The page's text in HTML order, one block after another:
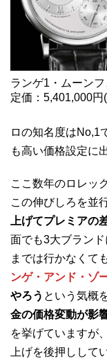
ランゲ1・ムーン
定価：5,401,000円
ロの知名度はNo,1
も高い価格設定に
ここ数年のロレッ
この伸びしろを並
上げてプレミアの
面でも3大ブラン
までは行かなくて
ンゲ・アンド・ゾ
やろう という気概
金の価格変動が影
を挙げていますが
上げを後押しして